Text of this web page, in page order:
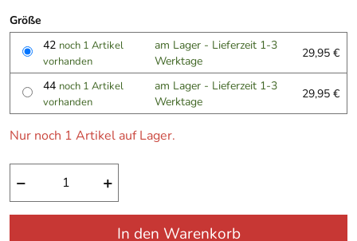
Größe
42 noch 1 Artikel
vorhanden
am Lager - Lieferzeit 1-3
Werktage
29,95 €
44 noch 1 Artikel
vorhanden
am Lager - Lieferzeit 1-3
Werktage
29,95 €
Nur noch 1 Artikel auf Lager.
− +
In den Warenkorb